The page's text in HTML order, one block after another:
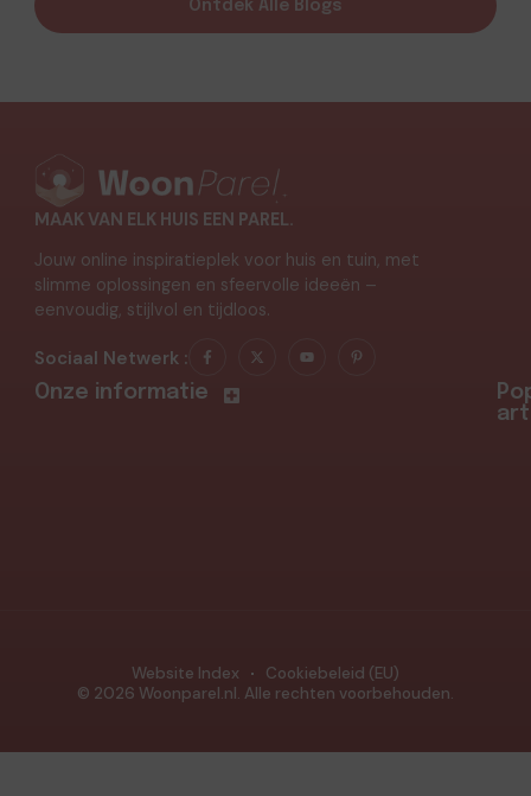
Ontdek Alle Blogs
MAAK VAN ELK HUIS EEN PAREL.
Jouw online inspiratieplek voor huis en tuin, met
slimme oplossingen en sfeervolle ideeën –
eenvoudig, stijlvol en tijdloos.
Sociaal Netwerk :
Onze informatie
© 2026 Woonparel.nl. Alle rechten voorbehouden.
Website Index Cookiebeleid (EU)